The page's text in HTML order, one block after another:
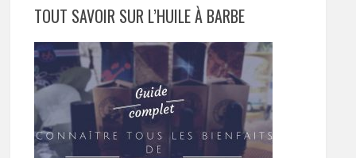
TOUT SAVOIR SUR L’HUILE À BARBE